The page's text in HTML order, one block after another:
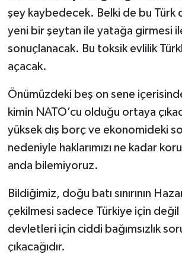
şey kaybedecek. Belki de bu Türk
yeni bir şeytan ile yatağa girmesi
sonuçlanacak. Bu toksik evlilik
açacak.
Önümüzdeki beş on sene
kimin NATO’cu olduğu ortaya
yüksek dış borç ve ekonomideki
nedeniyle haklarımızı ne kadar
anda bilemiyoruz.
Bildiğimiz, doğu batı sınırının
çekilmesi sadece Türkiye için
devletleri için ciddi bağımsızlık
çıkacağıdır.